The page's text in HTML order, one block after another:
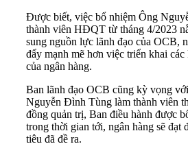
Được biết, việc bổ nhiệm Ông
thành viên HĐQT từ tháng 4/2023
sung nguồn lực lãnh đạo của OCB,
đẩy mạnh mẽ hơn việc triển khai
của ngân hàng.
Ban lãnh đạo OCB cũng kỳ vọng
Nguyễn Đình Tùng làm thành viên
đồng quản trị, Ban điều hành được
trong thời gian tới, ngân hàng sẽ đạt
tiêu đã đề ra.